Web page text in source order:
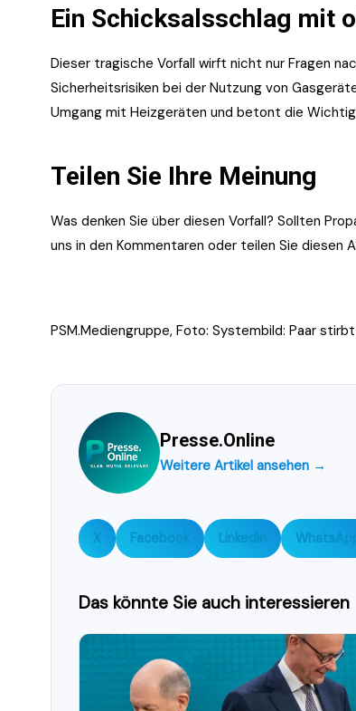
Ein Schicksalsschlag mit
Dieser tragische Vorfall wirft nicht nur Fragen
Sicherheitsrisiken bei der Nutzung von
Umgang mit Heizgeräten und betont die
Teilen Sie Ihre Meinung
Was denken Sie über diesen Vorfall? Sollten
uns in den Kommentaren oder teilen Sie diesen
PSM.Mediengruppe, Foto: Systembild: Paar
Presse.Online
Weitere Artikel ansehen →
X Facebook LinkedIn
Das könnte Sie auch interessieren